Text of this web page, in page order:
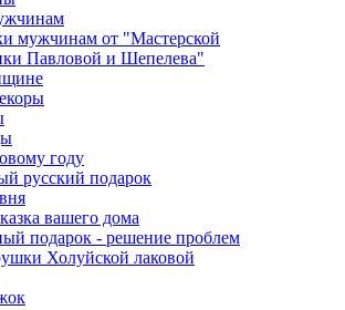
мужчинам от "Мастерской
Павловой и Шепелева"
году
русский подарок
вашего дома
подарок - решение проблем
Холуйской лаковой